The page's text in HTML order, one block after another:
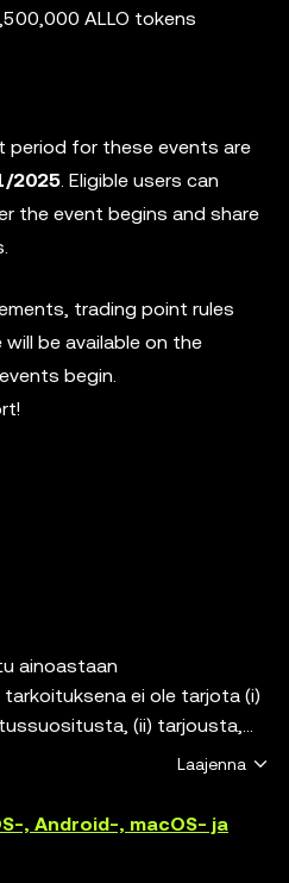
ALLO tokens
for these events are
2025. Eligible users can
the event begins and share
trading point rules
be available on the
begin.
ainoastaan
ei ole tarjota (i)
(ii) tarjousta,
ostaa, myydä tai pitää
tai veroperusteista
markkinoiden
Laajenna
, Android-, macOS- ja